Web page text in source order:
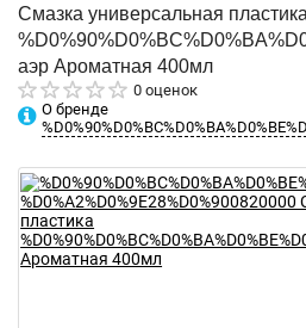
Смазка универсальная пластика
аэр Ароматная 400мл
0 оценок
О бренде